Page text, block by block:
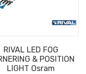
RIVAL LED FOG
& POSITION
LIGHT Osram